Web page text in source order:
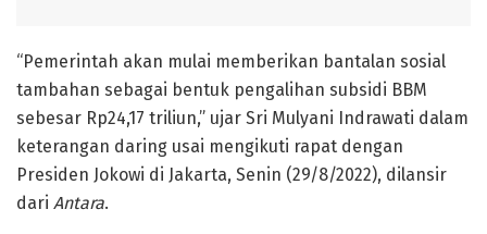
“Pemerintah akan mulai memberikan bantalan sosial
tambahan sebagai bentuk pengalihan subsidi BBM
sebesar Rp24,17 triliun,” ujar Sri Mulyani Indrawati dalam
keterangan daring usai mengikuti rapat dengan
Presiden Jokowi di Jakarta, Senin (29/8/2022), dilansir
dari Antara.